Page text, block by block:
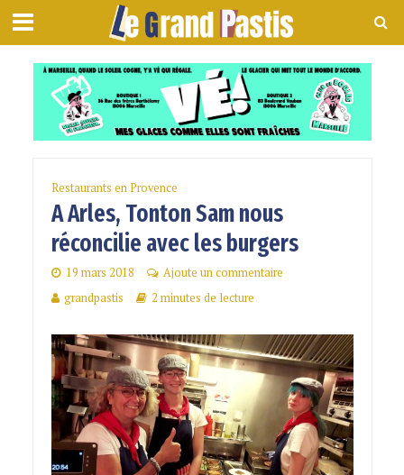
Restaurants en Provence
A Arles, Tonton Sam nous
réconcilie avec les burgers
19 mars 2018
Ajoute un commentaire
grandpastis
2 minutes de lecture